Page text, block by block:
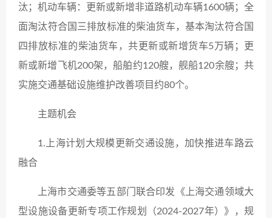
汰；机动车辆：更新或新增非道路机动车辆1600辆；全
面淘汰符合国三排放标准的柴油货车，基本淘汰符合国
四排放标准的柴油货车，共更新或新增货车5万辆；更
新或新增飞机200架，船舶约120艘，舰船120余艘；共
实施交通基础设施维护改善项目约80个。
主题机会
1.上海计划大规模更新交通设施，加快推进车路云
融合
上海市交通委等五部门联合印发《上海交通领域大
型设施设备更新专项工作规划（2024-2027年）》，规